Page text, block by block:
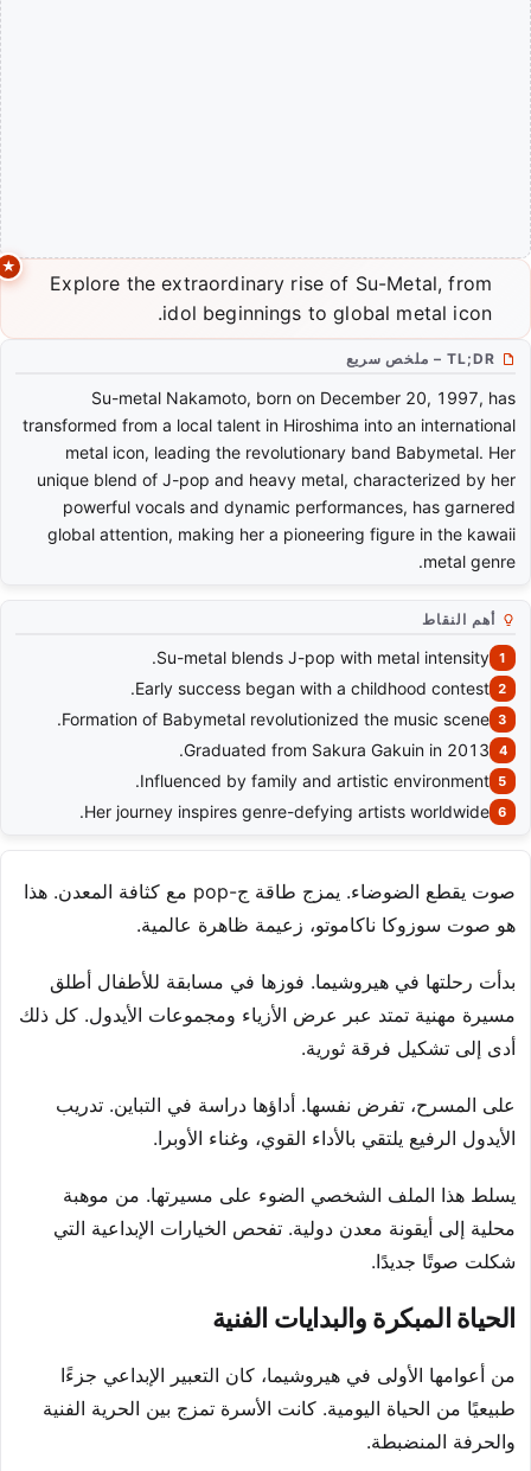
Explore the extraordinary rise of Su-Metal, from
idol beginnings to global metal icon.
TL;DR – ملخص سريع
Su-metal Nakamoto, born on December 20, 1997, has
transformed from a local talent in Hiroshima into an international
metal icon, leading the revolutionary band Babymetal. Her
unique blend of J-pop and heavy metal, characterized by her
powerful vocals and dynamic performances, has garnered
global attention, making her a pioneering figure in the kawaii
metal genre.
أهم النقاط
Su-metal blends J-pop with metal intensity.
Early success began with a childhood contest.
Formation of Babymetal revolutionized the music scene.
Graduated from Sakura Gakuin in 2013.
Influenced by family and artistic environment.
Her journey inspires genre-defying artists worldwide.
صوت يقطع الضوضاء. يمزج طاقة ج-pop مع كثافة المعدن. هذا
هو صوت سوزوكا ناكاموتو، زعيمة ظاهرة عالمية.
بدأت رحلتها في هيروشيما. فوزها في مسابقة للأطفال أطلق
مسيرة مهنية تمتد عبر عرض الأزياء ومجموعات الأيدول. كل ذلك
أدى إلى تشكيل فرقة ثورية.
على المسرح، تفرض نفسها. أداؤها دراسة في التباين. تدريب
الأيدول الرفيع يلتقي بالأداء القوي، وغناء الأوبرا.
يسلط هذا الملف الشخصي الضوء على مسيرتها. من موهبة
محلية إلى أيقونة معدن دولية. تفحص الخيارات الإبداعية التي
شكلت صوتًا جديدًا.
الحياة المبكرة والبدايات الفنية
من أعوامها الأولى في هيروشيما، كان التعبير الإبداعي جزءًا
طبيعيًا من الحياة اليومية. كانت الأسرة تمزج بين الحرية الفنية
والحرفة المنضبطة.